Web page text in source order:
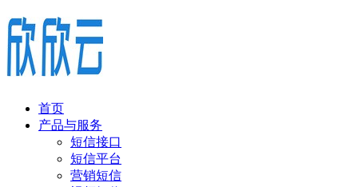
首页
产品与服务
短信接口
短信平台
营销短信